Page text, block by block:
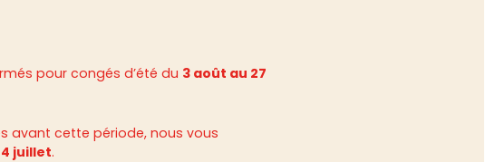
pour congés d’été du 3 août au 27
avant cette période, nous vous
juillet.